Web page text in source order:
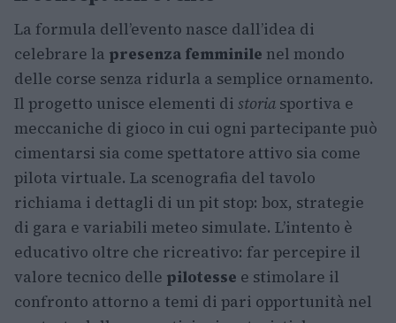
La formula dell’evento nasce dall’idea di
celebrare la presenza femminile nel mondo
delle corse senza ridurla a semplice ornamento.
Il progetto unisce elementi di storia sportiva e
meccaniche di gioco in cui ogni partecipante può
cimentarsi sia come spettatore attivo sia come
pilota virtuale. La scenografia del tavolo
richiama i dettagli di un pit stop: box, strategie
di gara e variabili meteo simulate. L’intento è
educativo oltre che ricreativo: far percepire il
valore tecnico delle pilotesse e stimolare il
confronto attorno a temi di pari opportunità nel